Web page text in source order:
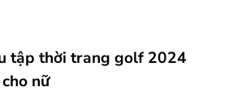
tập thời trang golf 2024
nữ